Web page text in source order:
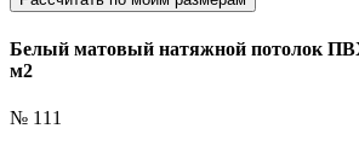
Белый матовый натяжной потолок
м2
№ 111